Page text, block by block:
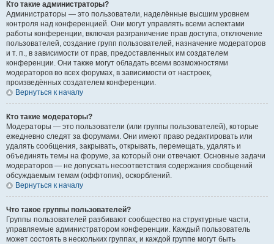
Кто такие администраторы?
Администраторы — это пользователи, наделённые высшим уровнем
контроля над конференцией. Они могут управлять всеми аспектами
работы конференции, включая разграничение прав доступа, отключение
пользователей, создание групп пользователей, назначение модераторов
и т. п., в зависимости от прав, предоставленных им создателем
конференции. Они также могут обладать всеми возможностями
модераторов во всех форумах, в зависимости от настроек,
произведённых создателем конференции.
Вернуться к началу
Кто такие модераторы?
Модераторы — это пользователи (или группы пользователей), которые
ежедневно следят за форумами. Они имеют право редактировать или
удалять сообщения, закрывать, открывать, перемещать, удалять и
объединять темы на форуме, за который они отвечают. Основные задачи
модераторов — не допускать несоответствия содержания сообщений
обсуждаемым темам (оффтопик), оскорблений.
Вернуться к началу
Что такое группы пользователей?
Группы пользователей разбивают сообщество на структурные части,
управляемые администратором конференции. Каждый пользователь
может состоять в нескольких группах, и каждой группе могут быть